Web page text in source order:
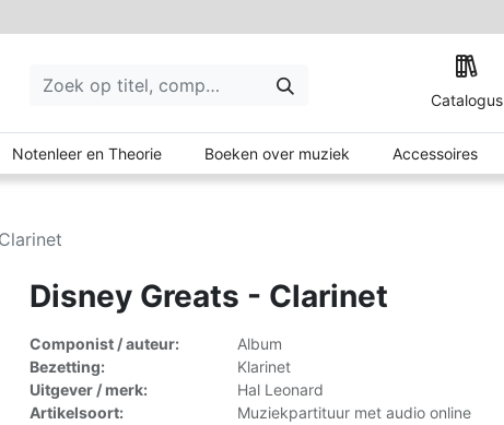
Catalogus
Notenleer en Theorie Boeken over muziek Accessoires
Disney Greats - Clarinet
Componist / auteur:
Album
Bezetting:
Klarinet
Uitgever / merk:
Hal Leonard
Artikelsoort:
Muziekpartituur met audio online